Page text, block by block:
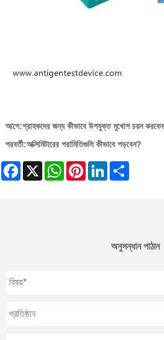
আগে:গ্রাহকদের জন্য কীভাবে উপযুক্ত মুখোশ চয়ন করবেন
পরবর্তী:অক্সিমিটারের পরামিতিগুলি কীভাবে পড়বেন?
Facebook
X WhatsAppPinterestLinkedIn
অনুসন্ধান পাঠান